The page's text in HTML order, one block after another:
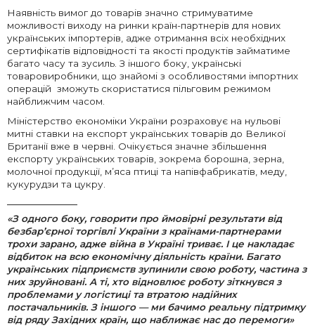
Наявність вимог до товарів значно стримуватиме
можливості виходу на ринки країн-партнерів для нових
українських імпортерів, адже отримання всіх необхідних
сертифікатів відповідності та якості продуктів займатиме
багато часу та зусиль. З іншого боку, українські
товаровиробники, що знайомі з особливостями імпортних
операцій зможуть скористатися пільговим режимом
найближчим часом.
Міністерство економіки України розраховує на нульові
митні ставки на експорт українських товарів до Великої
Британії вже в червні. Очікується значне збільшення
експорту українських товарів, зокрема борошна, зерна,
молочної продукції, м’яса птиці та напівфабрикатів, меду,
кукурудзи та цукру.
«З одного боку, говорити про ймовірні результати від
безбар’єрної торгівлі України з країнами-партнерами
трохи зарано, адже війна в Україні триває. І це накладає
відбиток на всю економічну діяльність країни. Багато
українських підприємств зупинили свою роботу, частина з
них зруйновані. А ті, хто відновлює роботу зіткнувся з
проблемами у логістиці та втратою надійних
постачальників. З іншого —ми бачимо реальну підтримку
від ряду Західних країн, що наближає нас до перемоги»